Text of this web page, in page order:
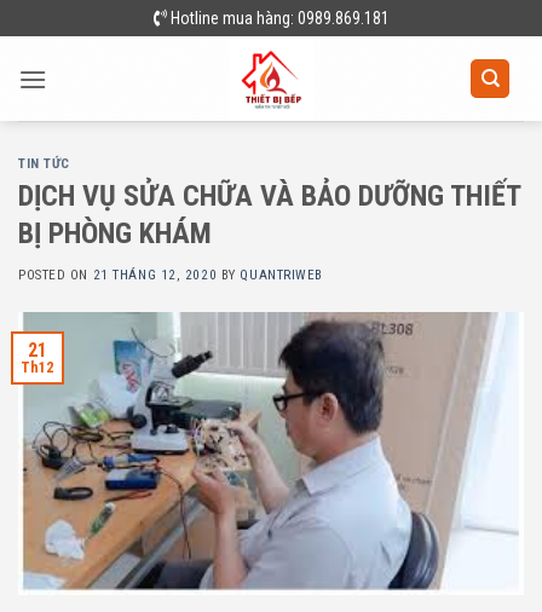
to
content
Hotline mua hàng: 0989.869.181
TIN TỨC
DỊCH VỤ SỬA CHỮA VÀ BẢO DƯỠNG THIẾT
BỊ PHÒNG KHÁM
POSTED ON 21 THÁNG 12, 2020 BY QUANTRIWEB
21
Th12